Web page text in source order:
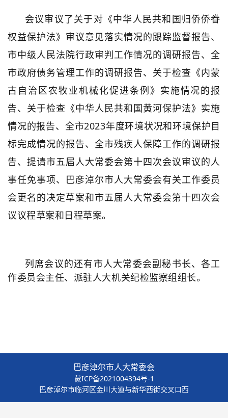
会议审议了关于对《中华人民共和国归侨侨眷
权益保护法》审议意见落实情况的跟踪监督报告、
市中级人民法院行政审判工作情况的调研报告、全
市政府债务管理工作的调研报告、关于检查《内蒙
古自治区农牧业机械化促进条例》实施情况的报
告、关于检查《中华人民共和国黄河保护法》实施
情况的报告、全市2023年度环境状况和环境保护目
标完成情况的报告、全市残疾人保障工作的调研报
告、提请市五届人大常委会第十四次会议审议的人
事任免事项、巴彦淖尔市人大常委会有关工作委员
会更名的决定草案和市五届人大常委会第十四次会
议议程草案和日程草案。
列席会议的还有市人大常委会副秘书长、各工
作委员会主任、派驻人大机关纪检监察组组长。
巴彦淖尔市人大常委会
蒙ICP备2021004394号-1
巴彦淖尔市临河区金川大道与新华西街交叉口西